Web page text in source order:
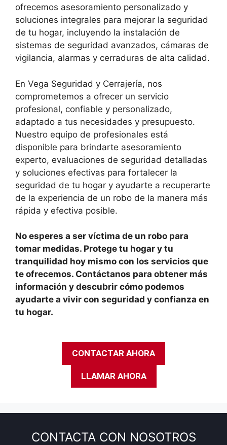
ofrecemos asesoramiento personalizado y
soluciones integrales para mejorar la seguridad
de tu hogar, incluyendo la instalación de
sistemas de seguridad avanzados, cámaras de
vigilancia, alarmas y cerraduras de alta calidad.
En Vega Seguridad y Cerrajería, nos
comprometemos a ofrecer un servicio
profesional, confiable y personalizado,
adaptado a tus necesidades y presupuesto.
Nuestro equipo de profesionales está
disponible para brindarte asesoramiento
experto, evaluaciones de seguridad detalladas
y soluciones efectivas para fortalecer la
seguridad de tu hogar y ayudarte a recuperarte
de la experiencia de un robo de la manera más
rápida y efectiva posible.
No esperes a ser víctima de un robo para
tomar medidas. Protege tu hogar y tu
tranquilidad hoy mismo con los servicios que
te ofrecemos. Contáctanos para obtener más
información y descubrir cómo podemos
ayudarte a vivir con seguridad y confianza en
tu hogar.
CONTACTAR AHORA
LLAMAR AHORA
CONTACTA CON NOSOTROS